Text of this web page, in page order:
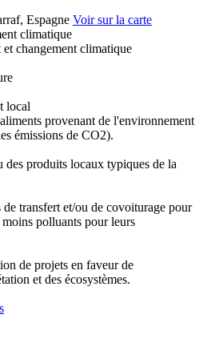
Espagne Voir sur la carte
climatique